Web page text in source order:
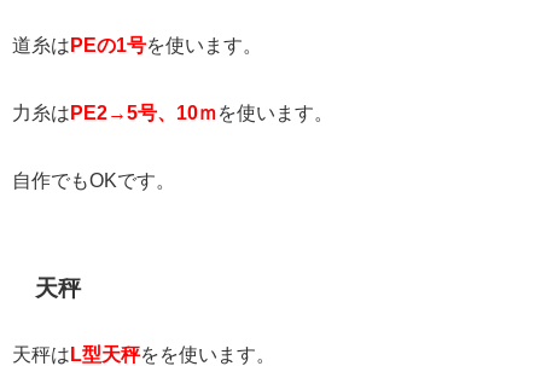
道糸は PEの1号を使います。
力糸は PE2→5号、10ｍを使います。
自作でもOKです。
天秤
天秤は L型天秤をを使います。